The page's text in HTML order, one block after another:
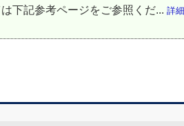
下記参考ページをご参照くだ... 詳